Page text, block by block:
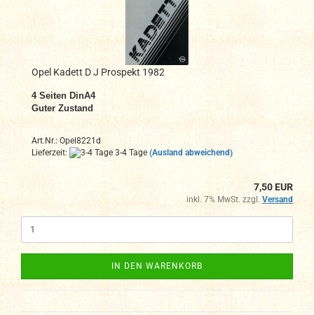
Opel Kadett D J Prospekt 1982
4 Seiten DinA4
Guter Zustand
Art.Nr.: Opel8221d
Lieferzeit:
3-4 Tage (Ausland abweichend)
7,50 EUR
inkl. 7% MwSt. zzgl. Versand
IN DEN WARENKORB